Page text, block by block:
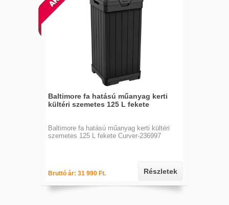
Baltimore fa hatású műanyag kerti
kültéri szemetes 125 L fekete
Baltimore fa hatású műanyag kerti kültéri
szemetes 125 L fekete Curver-236997
Bruttó ár: 31 990 Ft. Részletek